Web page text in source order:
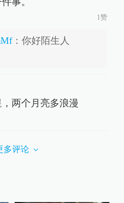
1赞
： 你好陌生人
两个月亮多浪漫
多评论